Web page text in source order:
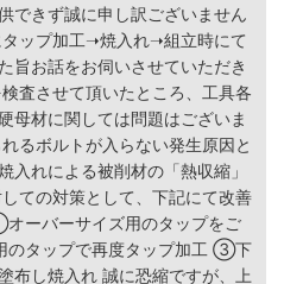
できず誠に申し訳ございません
ップ加工➝焼入れ➝組立時にて
旨お話をお伺いさせていただき
査させて頂いたところ、工具各
母材に関しては問題はございま
るボルトが入らない発生原因と
入れによる被削材の「熱収縮」
ての対策として、下記にて改善
ーバーサイズ用のタップをご
タップで再度タップ加工 ③下
布し焼入れ 誠に恐縮ですが、上